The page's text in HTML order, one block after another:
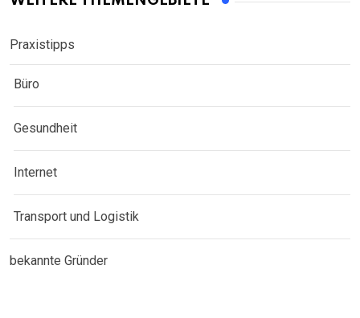
Praxistipps
Büro
Gesundheit
Internet
Transport und Logistik
bekannte Gründer